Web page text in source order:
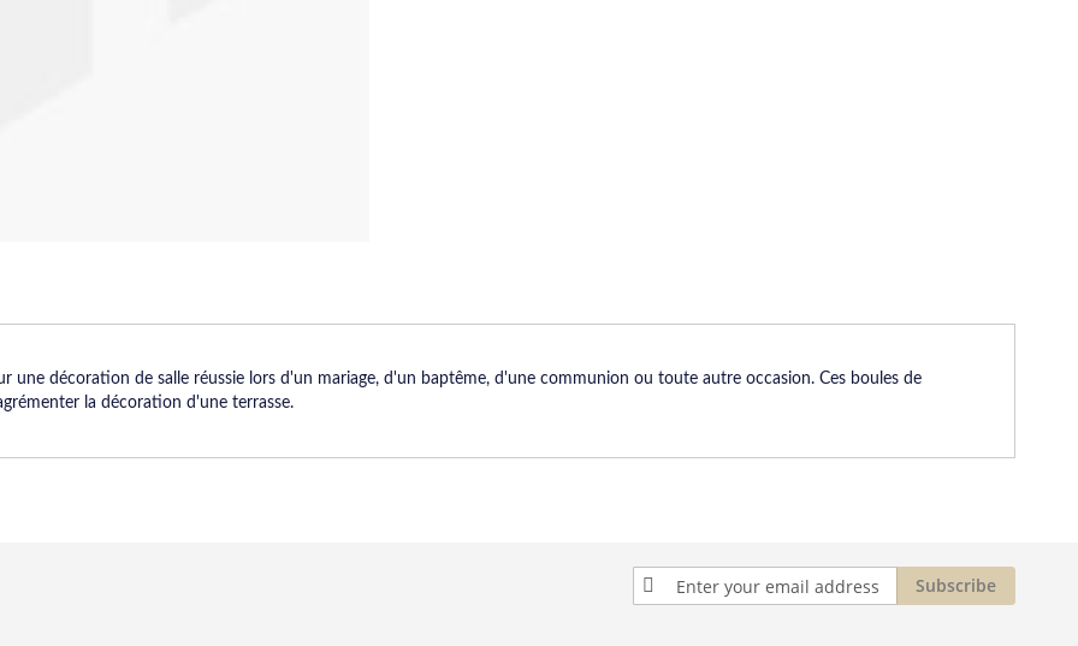
une décoration de salle réussie lors d'un mariage, d'un baptême, d'une communion ou toute autre occasion. Ces boules de
la décoration d'une terrasse.
Sign
Up
Subscribe